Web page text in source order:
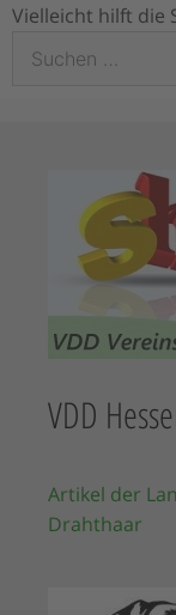
Vielleicht hilft die
nach:
VDD
Artikel der
Drahthaar